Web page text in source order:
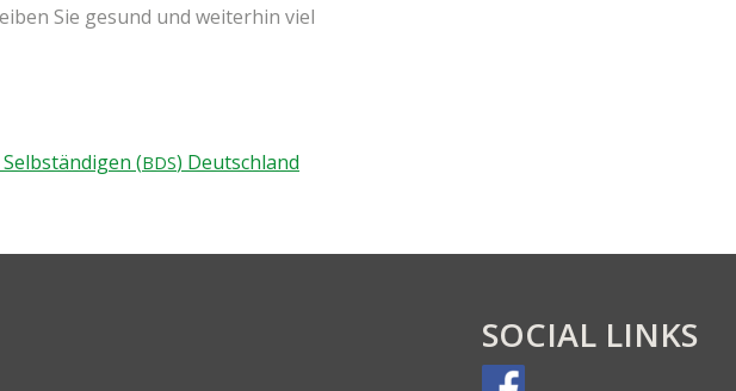
Sie gesund und wei­ter­hin viel
(BDS) Deutsch­land
SOCIAL LINKS